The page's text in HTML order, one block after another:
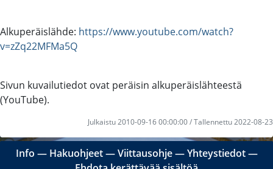
Alkuperäislähde: https://www.youtube.com/watch?
v=zZq22MFMa5Q
Sivun kuvailutiedot ovat peräisin alkuperäislähteestä
(YouTube).
Julkaistu 2010-09-16 00:00:00 / Tallennettu 2022-08-23
Info ― Hakuohjeet―Viittausohje―Yhteystiedot―